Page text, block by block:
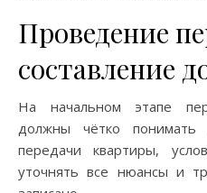
Проведение
составление
На начальном этапе
должны чётко
передачи квартиры,
уточнять все нюансы и